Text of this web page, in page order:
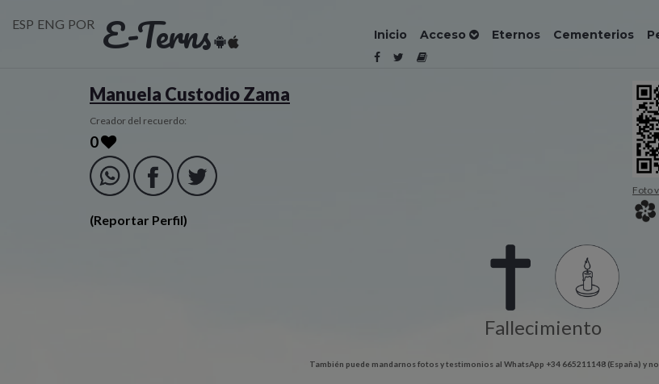
ESP ENG POR E-Terns Inicio Acceso Eternos Cementerios
Manuela Custodio Zama
Creador del recuerdo:
0
(Reportar Perfil)
Foto
Fallecimiento
También puede mandarnos fotos y testimonios al WhatsApp +34 665211148 (España) y